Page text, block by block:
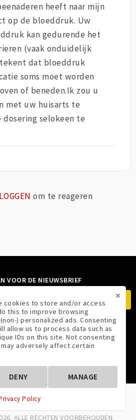
heeft naar mijn
op de bloeddruk. Uw
kan gedurende het
(vaak onduidelijk
dat bloeddruk
soms moet worden
of beneden.Ik zou u
met uw huisarts te
dosering selokeen te
om te reageren
VOOR DE NIEUWSBRIEF
VOLG ONS
PRIVACYBELEID
ALLE RECHTEN VOORBEHOUDEN.
×
cookies to store and/or access
this to improve browsing
) personalized ads. Consenting
allow us to process data such as
IDs on this site. Not consenting
adversely affect certain
DENY MANAGE
Policy